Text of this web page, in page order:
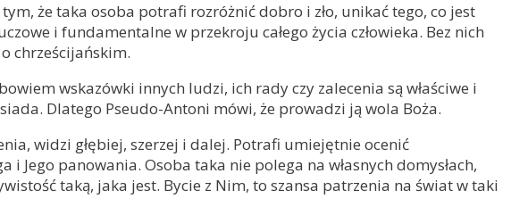
że taka osoba potrafi rozróżnić dobro i zło, unikać tego, co jest
i fundamentalne w przekroju całego życia człowieka. Bez nich
chrześcijańskim.
wskazówki innych ludzi, ich rady czy zalecenia są właściwe i
Dlatego Pseudo-Antoni mówi, że prowadzi ją wola Boża.
widzi głębiej, szerzej i dalej. Potrafi umiejętnie ocenić
i Jego panowania. Osoba taka nie polega na własnych domysłach,
taką, jaka jest. Bycie z Nim, to szansa patrzenia na świat w taki